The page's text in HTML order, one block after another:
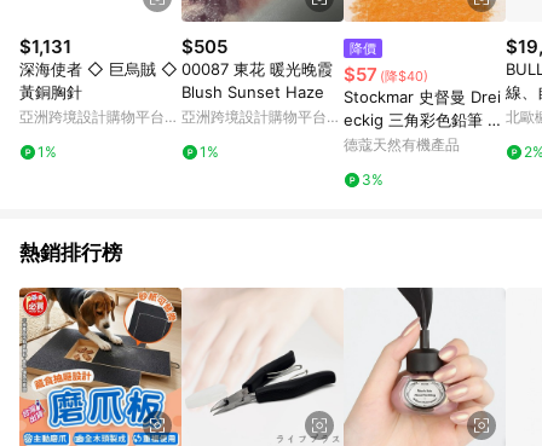
上，首次下載 Pinkoi APP 後，需透過 LINE 購物前往 Pinkoi 頁
面，方享導購資格。
$1,131
深海使者 ◇ 巨烏賊 ◇
黃銅胸針
亞洲跨境設計購物平台
1%
$505
00087 東花 暖光晚霞
Blush Sunset Haze
亞洲跨境設計購物平台
1%
降價
$57 (降$40)
Stockmar 史督曼 Drei
eckig 三角彩色鉛筆 14
gelbbraun (ST022-1
德蔻天然有機產品
3%
線、
北歐
熱銷排行榜